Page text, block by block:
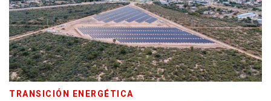
TRANSICIÓN ENERGÉTICA